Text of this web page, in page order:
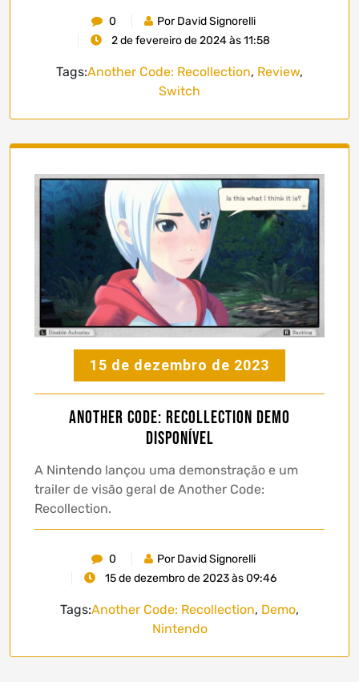
0
Por David Signorelli
2 de fevereiro de 2024 às 11:58
Tags:Another Code: Recollection, Review,
Switch
15 de dezembro de 2023
Another Code: Recollection demo
disponível
A Nintendo lançou uma demonstração e um
trailer de visão geral de Another Code:
Recollection.
0
Por David Signorelli
15 de dezembro de 2023 às 09:46
Tags:Another Code: Recollection, Demo,
Nintendo